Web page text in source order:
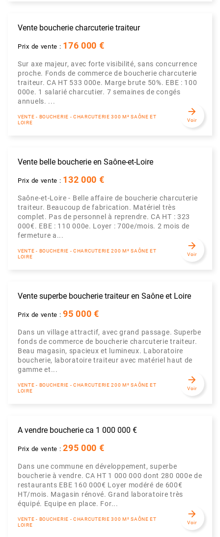
Vente boucherie charcuterie traiteur
Prix de vente : 176 000 €
Sur axe majeur, avec forte visibilité, sans concurrence
proche. Fonds de commerce de boucherie charcuterie
traiteur. CA HT 533 000e. Marge brute 50%. EBE : 100
000e. 1 salarié charcutier. 7 semaines de congés
annuels. ...
VENTE - BOUCHERIE - CHARCUTERIE 300 M² SAÔNE ET
LOIRE
arrow_forward
Voir
Vente belle boucherie en Saône-et-Loire
Prix de vente : 132 000 €
Saône-et-Loire - Belle affaire de boucherie charcuterie
traiteur. Beaucoup de fabrication. Matériel très
complet. Pas de personnel à reprendre. CA HT : 323
000€. EBE : 110 000e. Loyer : 700e/mois. 2 mois de
fermeture a...
VENTE - BOUCHERIE - CHARCUTERIE 200 M² SAÔNE ET
LOIRE
arrow_forward
Voir
Vente superbe boucherie traiteur en Saône et Loire
Prix de vente :95 000 €
Dans un village attractif, avec grand passage. Superbe
fonds de commerce de boucherie charcuterie traiteur.
Beau magasin, spacieux et lumineux. Laboratoire
boucherie, laboratoire traiteur avec matériel haut de
gamme et...
VENTE - BOUCHERIE - CHARCUTERIE 200 M² SAÔNE ET
LOIRE
arrow_forward
Voir
A vendre boucherie ca 1 000 000 €
Prix de vente :295 000 €
Dans une commune en développement, superbe
boucherie à vendre. CA HT 1 000 000 dont 280 000e de
restaurants EBE 160 000€ Loyer modéré de 600€
HT/mois. Magasin rénové. Grand laboratoire très
équipé. Equipe en place. For...
VENTE - BOUCHERIE - CHARCUTERIE 300 M² SAÔNE ET
LOIRE
arrow_forward
Voir